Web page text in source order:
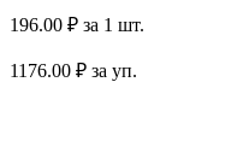
196.00 ₽ за 1 шт.
1176.00 ₽ за уп.